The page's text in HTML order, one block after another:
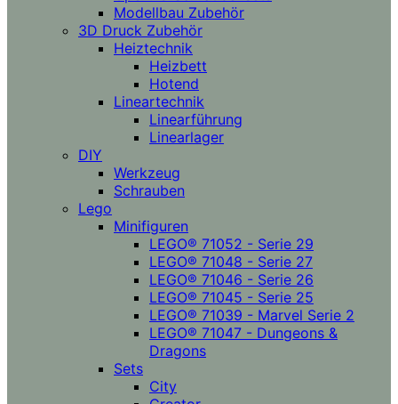
Modellbau Zubehör
3D Druck Zubehör
Heiztechnik
Heizbett
Hotend
Lineartechnik
Linearführung
Linearlager
DIY
Werkzeug
Schrauben
Lego
Minifiguren
LEGO® 71052 - Serie 29
LEGO® 71048 - Serie 27
LEGO® 71046 - Serie 26
LEGO® 71045 - Serie 25
LEGO® 71039 - Marvel Serie 2
LEGO® 71047 - Dungeons &
Dragons
Sets
City